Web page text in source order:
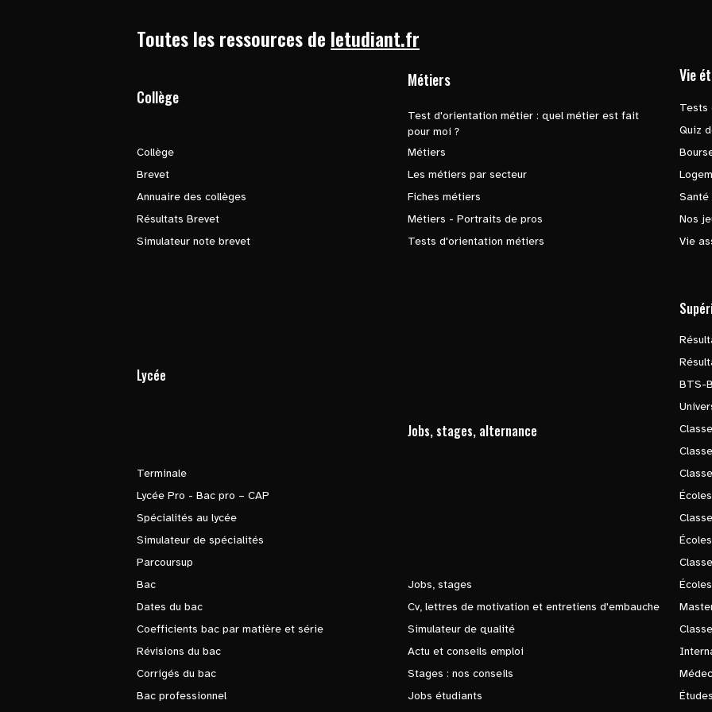
Toutes les ressources de letudiant.fr
Collège
Collège
Brevet
Annuaire des collèges
Résultats Brevet
Simulateur note brevet
Métiers
Test d'orientation métier : quel métier est fait
pour moi ?
Métiers
Les métiers par secteur
Fiches métiers
Métiers - Portraits de pros
Tests d'orientation métiers
Vie
Tests
Quiz
Santé
Nos
Vie
Lycée
Terminale
Lycée Pro - Bac pro – CAP
Spécialités au lycée
Simulateur de spécialités
Parcoursup
Bac
Dates du bac
Coefficients bac par matière et série
Révisions du bac
Corrigés du bac
Bac professionnel
Jobs, stages, alternance
Jobs, stages
Cv, lettres de motivation et entretiens d'embauche
Simulateur de qualité
Actu et conseils emploi
Stages : nos conseils
Jobs étudiants
BTS-